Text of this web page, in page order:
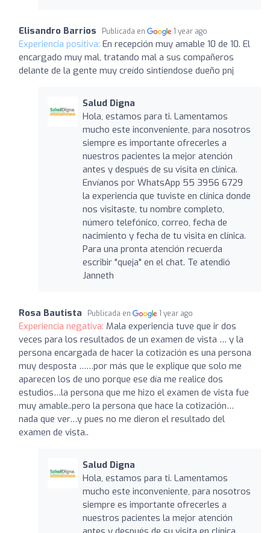
Elisandro Barrios Publicada en 1 year ago
Experiencia positiva: En recepción muy amable 10 de 10. El
encargado muy mal, tratando mal a sus compañeros
delante de la gente muy creído sintiendose dueño pnj
Salud Digna
Hola, estamos para ti. Lamentamos
mucho este inconveniente, para nosotros
siempre es importante ofrecerles a
nuestros pacientes la mejor atención
antes y después de su visita en clínica.
Envíanos por WhatsApp 55 3956 6729
la experiencia que tuviste en clínica donde
nos visitaste, tu nombre completo,
número telefónico, correo, fecha de
nacimiento y fecha de tu visita en clínica.
Para una pronta atención recuerda
escribir "queja" en el chat. Te atendió
Janneth
Rosa Bautista Publicada en 1 year ago
Experiencia negativa: Mala experiencia tuve que ir dos
veces para los resultados de un examen de vista … y la
persona encargada de hacer la cotización es una persona
muy desposta ……por más que le explique que solo me
aparecen los de uno porque ese día me realice dos
estudios…la persona que me hizo el examen de vista fue
muy amable..pero la persona que hace la cotización…
nada que ver…y pues no me dieron el resultado del
examen de vista..
Salud Digna
Hola, estamos para ti. Lamentamos
mucho este inconveniente, para nosotros
siempre es importante ofrecerles a
nuestros pacientes la mejor atención